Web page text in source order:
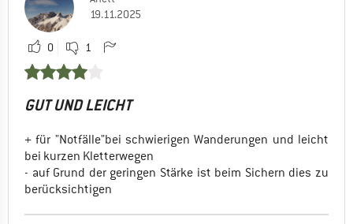
19.11.2025
0 1
GUT UND LEICHT
+ für "Notfälle"bei schwierigen Wanderungen und leicht
bei kurzen Kletterwegen
- auf Grund der geringen Stärke ist beim Sichern dies zu
berücksichtigen